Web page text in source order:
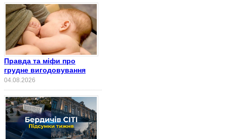
Правда та міфи про
грудне вигодовування
04.08.2026